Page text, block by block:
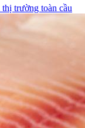
trường toàn cầu